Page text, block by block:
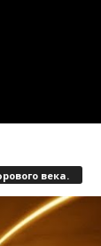
века.